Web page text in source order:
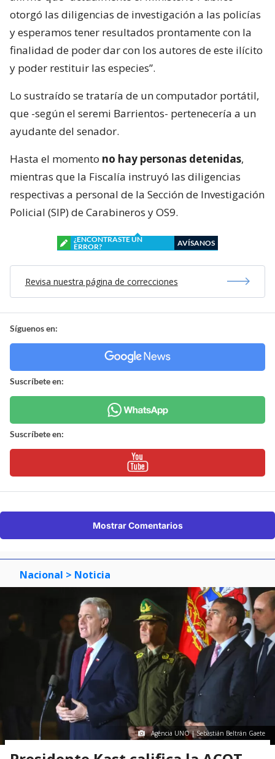
otorgó las diligencias de investigación a las policías
y esperamos tener resultados prontamente con la
finalidad de poder dar con los autores de este ilícito
y poder restituir las especies”.
Lo sustraído se trataría de un computador portátil,
que -según el seremi Barrientos- pertenecería a un
ayudante del senador.
Hasta el momento no hay personas detenidas,
mientras que la Fiscalía instruyó las diligencias
respectivas a personal de la Sección de Investigación
Policial (SIP) de Carabineros y OS9.
¿ENCONTRASTE UN
ERROR?
AVÍSANOS
Revisa nuestra página de correcciones
Síguenos en:
Suscríbete en:
Suscríbete en:
Mostrar Comentarios
Nacional > Noticia
Agencia UNO | Sebastián Beltrán Gaete